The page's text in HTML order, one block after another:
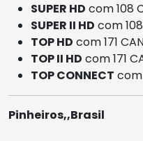
SUPER HD com 108
SUPER II HD com
TOP HD com 171
TOP II HD com 171
TOP CONNECT com
Pinheiros,,Brasil